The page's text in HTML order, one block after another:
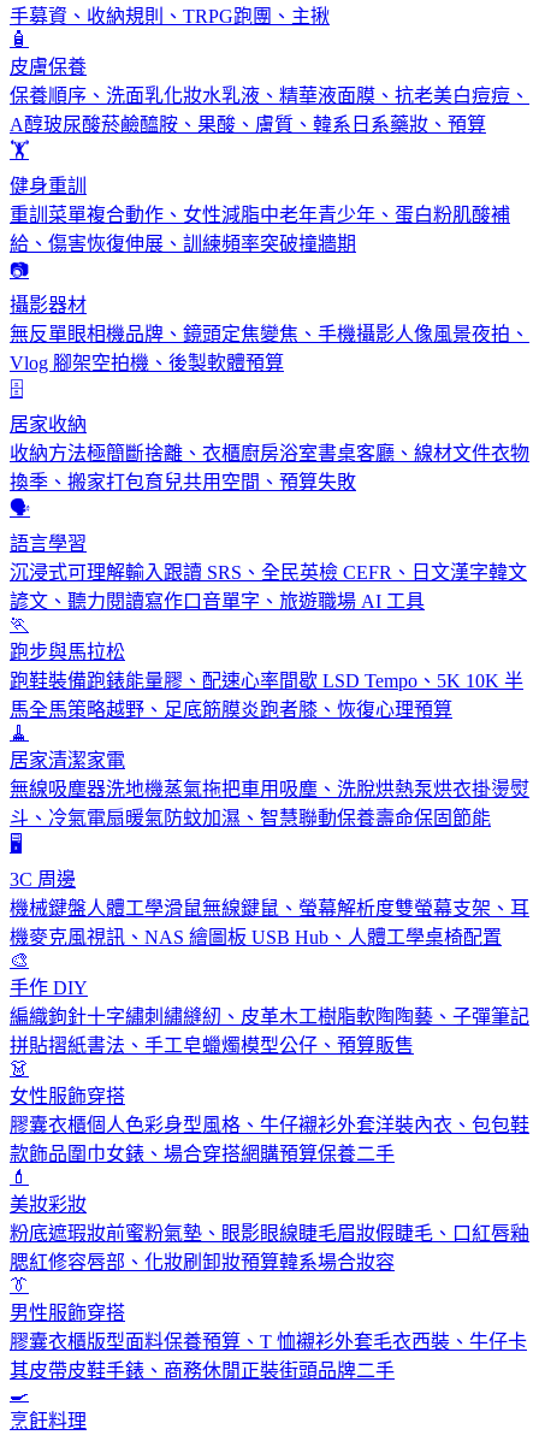
手募資、收納規則、TRPG跑團、主揪
🧴
皮膚保養
保養順序、洗面乳化妝水乳液、精華液面膜、抗老美白痘痘、
A醇玻尿酸菸鹼醯胺、果酸、膚質、韓系日系藥妝、預算
🏋️
健身重訓
重訓菜單複合動作、女性減脂中老年青少年、蛋白粉肌酸補
給、傷害恢復伸展、訓練頻率突破撞牆期
📷
攝影器材
無反單眼相機品牌、鏡頭定焦變焦、手機攝影人像風景夜拍、
Vlog 腳架空拍機、後製軟體預算
🗄️
居家收納
收納方法極簡斷捨離、衣櫃廚房浴室書桌客廳、線材文件衣物
換季、搬家打包育兒共用空間、預算失敗
🗣️
語言學習
沉浸式可理解輸入跟讀 SRS、全民英檢 CEFR、日文漢字韓文
諺文、聽力閱讀寫作口音單字、旅遊職場 AI 工具
🏃
跑步與馬拉松
跑鞋裝備跑錶能量膠、配速心率間歇 LSD Tempo、5K 10K 半
馬全馬策略越野、足底筋膜炎跑者膝、恢復心理預算
🧹
居家清潔家電
無線吸塵器洗地機蒸氣拖把車用吸塵、洗脫烘熱泵烘衣掛燙熨
斗、冷氣電扇暖氣防蚊加濕、智慧聯動保養壽命保固節能
🖥️
3C 周邊
機械鍵盤人體工學滑鼠無線鍵鼠、螢幕解析度雙螢幕支架、耳
機麥克風視訊、NAS 繪圖板 USB Hub、人體工學桌椅配置
🎨
手作 DIY
編織鉤針十字繡刺繡縫紉、皮革木工樹脂軟陶陶藝、子彈筆記
拼貼摺紙書法、手工皂蠟燭模型公仔、預算販售
👗
女性服飾穿搭
膠囊衣櫃個人色彩身型風格、牛仔襯衫外套洋裝內衣、包包鞋
款飾品圍巾女錶、場合穿搭網購預算保養二手
💄
美妝彩妝
粉底遮瑕妝前蜜粉氣墊、眼影眼線睫毛眉妝假睫毛、口紅唇釉
腮紅修容唇部、化妝刷卸妝預算韓系場合妝容
👔
男性服飾穿搭
膠囊衣櫃版型面料保養預算、T 恤襯衫外套毛衣西裝、牛仔卡
其皮帶皮鞋手錶、商務休閒正裝街頭品牌二手
🍳
烹飪料理